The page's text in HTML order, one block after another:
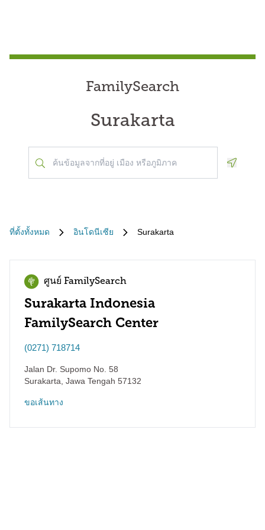
FamilySearch
Surakarta
ที่ตั้งทั้งหมด อินโดนีเซีย Surakarta
ศูนย์ FamilySearch
Surakarta Indonesia
FamilySearch Center
(0271) 718714
Jalan Dr. Supomo No. 58
Surakarta Jawa Tengah 57132
ขอเส้นทาง